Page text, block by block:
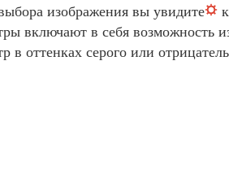
изображения вы увидите
включают в себя возможность
в оттенках серого или